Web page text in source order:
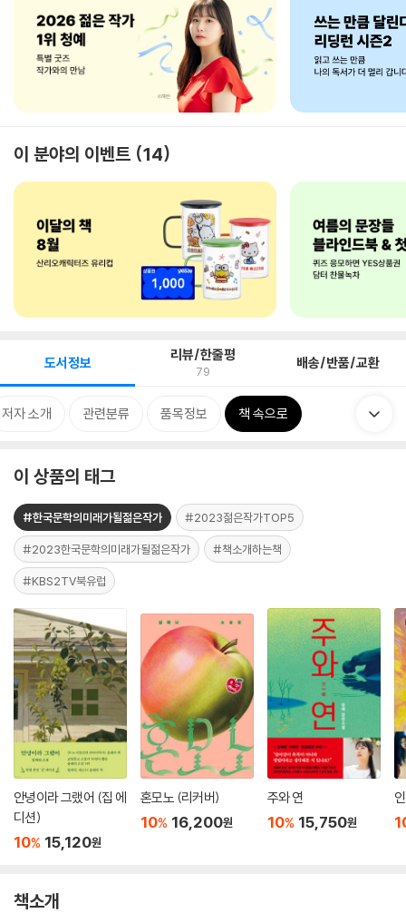
이 분야의 이벤트 14
도서정보 리뷰/한줄평
79 배송/반품/교환
저자 소개 관련분류 품목정보 책 속으로
이 상품의 태그
#한국문학의미래가될젊은작가 #2023젊은작가TOP5
#2023한국문학의미래가될젊은작가 #책소개하는책
#KBS2TV북유럽
안녕이라 그랬어 (집 에
디션)
10% 15,120원
혼모노 (리커버)
10% 16,200원
주와 연
10% 15,750원
책소개